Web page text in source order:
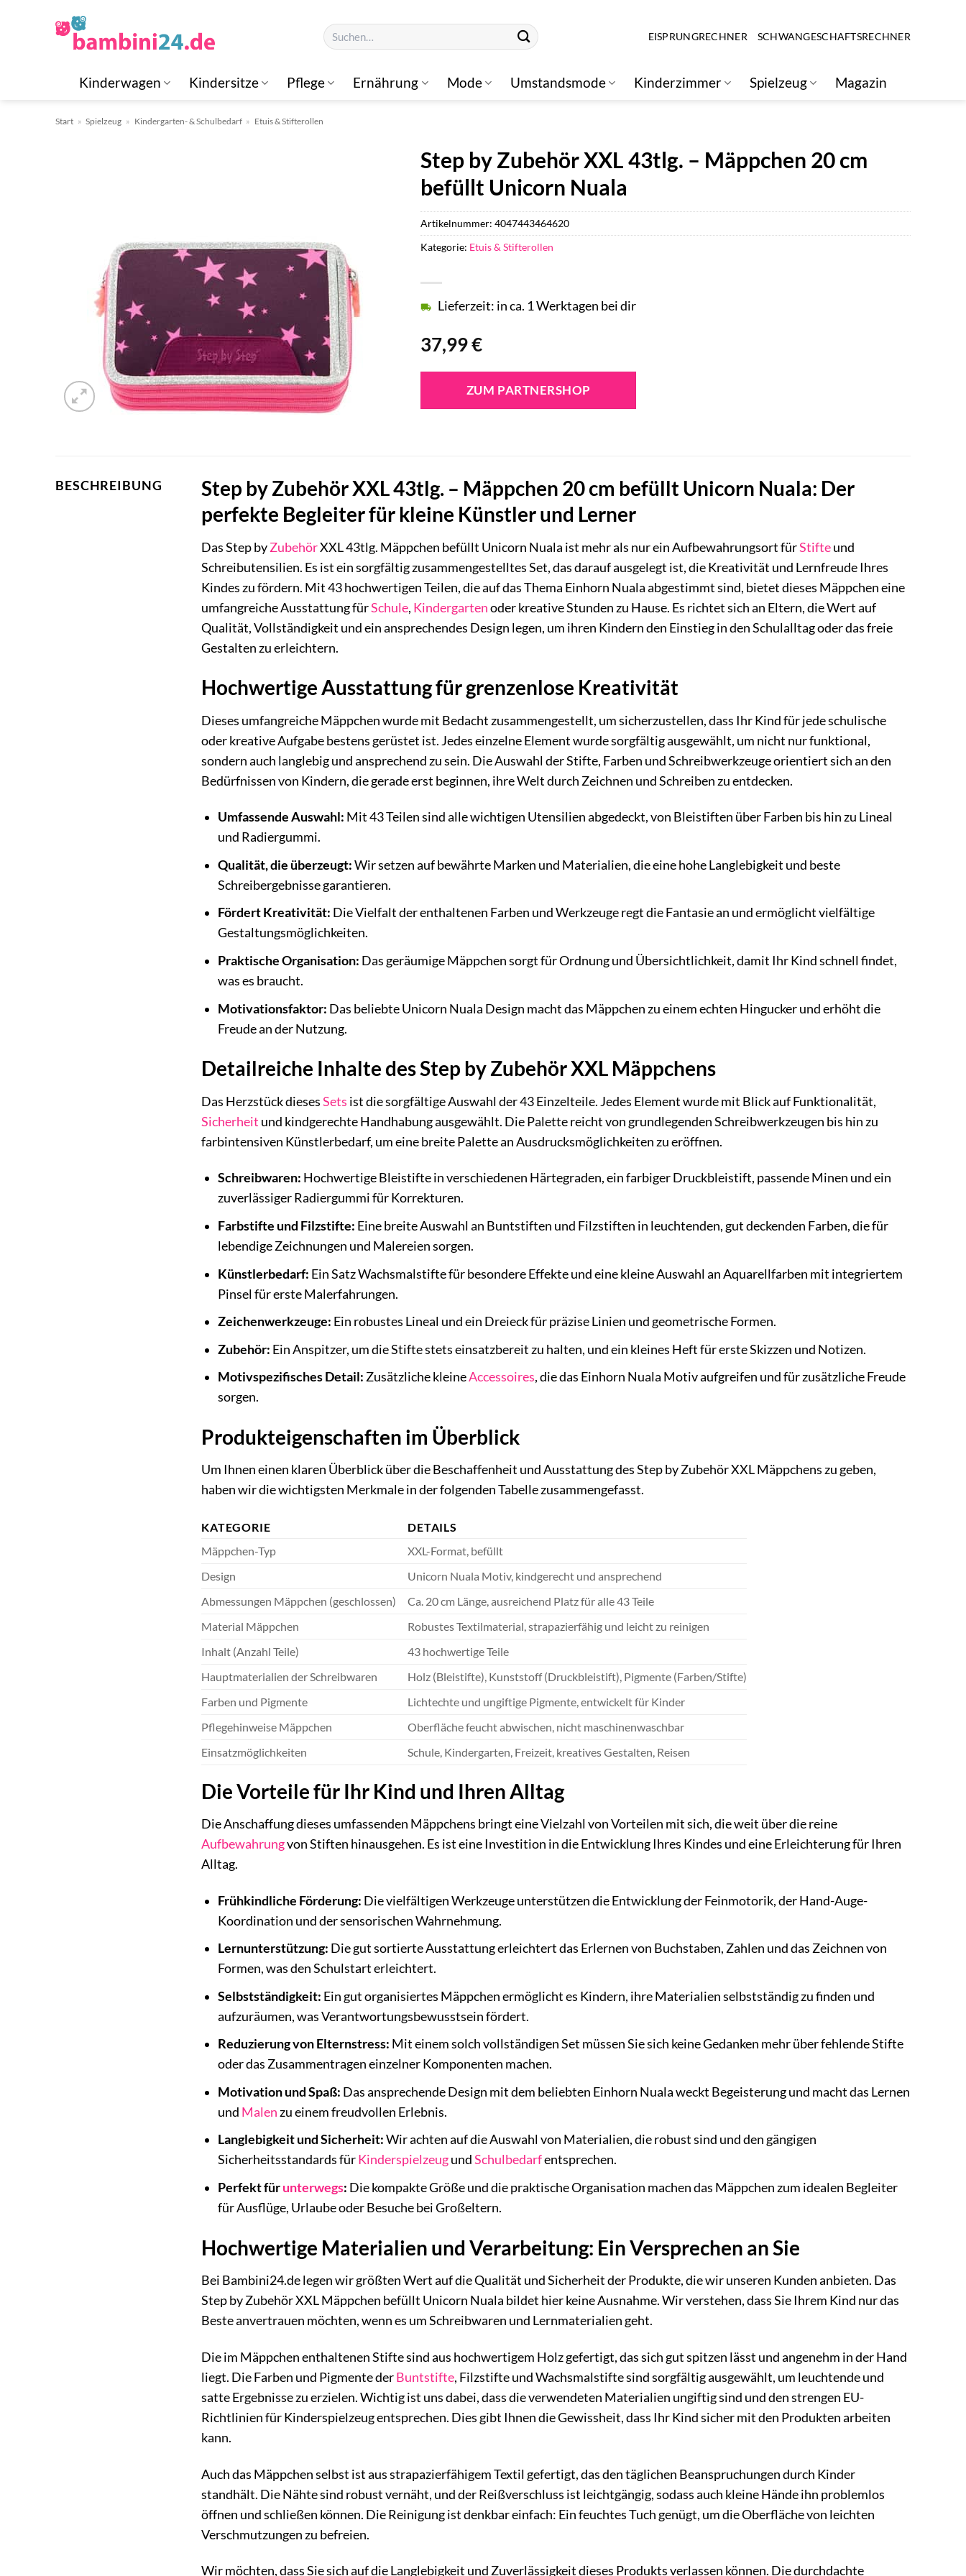
Suchen
nach:
EISPRUNGRECHNER SCHWANGESCHAFTSRECHNER
Kinderwagen Kindersitze Pflege Ernährung Mode Umstandsmode Kinderzimmer Spielzeug Magazin
Start » Spielzeug » Kindergarten- & Schulbedarf » Etuis & Stifterollen
Step by Zubehör XXL 43tlg. – Mäppchen 20 cm
befüllt Unicorn Nuala
37,99€
Lieferzeit: in ca. 1 Werktagen bei dir
ZUM PARTNERSHOP
Artikelnummer:4047443464620
Kategorie: Etuis & Stifterollen
BESCHREIBUNG
Step by Zubehör XXL 43tlg. – Mäppchen 20 cm befüllt Unicorn Nuala: Der
perfekte Begleiter für kleine Künstler und Lerner
Das Step byZubehörXXL 43tlg. Mäppchen befüllt Unicorn Nuala ist mehr als nur ein Aufbewahrungsort fürStifteund
Schreibutensilien. Es ist ein sorgfältig zusammengestelltes Set, das darauf ausgelegt ist, die Kreativität und Lernfreude Ihres
Kindes zu fördern. Mit 43 hochwertigen Teilen, die auf das Thema Einhorn Nuala abgestimmt sind, bietet dieses Mäppchen eine
umfangreiche Ausstattung fürSchule, Kindergartenoder kreative Stunden zu Hause. Es richtet sich an Eltern, die Wert auf
Qualität, Vollständigkeit und ein ansprechendes Design legen, um ihren Kindern den Einstieg in den Schulalltag oder das freie
Gestalten zu erleichtern.
Hochwertige Ausstattung für grenzenlose Kreativität
Dieses umfangreiche Mäppchen wurde mit Bedacht zusammengestellt, um sicherzustellen, dass Ihr Kind für jede schulische
oder kreative Aufgabe bestens gerüstet ist. Jedes einzelne Element wurde sorgfältig ausgewählt, um nicht nur funktional,
sondern auch langlebig und ansprechend zu sein. Die Auswahl der Stifte, Farben und Schreibwerkzeuge orientiert sich an den
Bedürfnissen von Kindern, die gerade erst beginnen, ihre Welt durch Zeichnen und Schreiben zu entdecken.
Umfassende Auswahl: Mit 43 Teilen sind alle wichtigen Utensilien abgedeckt, von Bleistiften über Farben bis hin zu Lineal
und Radiergummi.
Qualität, die überzeugt:Wir setzen auf bewährte Marken und Materialien, die eine hohe Langlebigkeit und beste
Schreibergebnisse garantieren.
Fördert Kreativität: Die Vielfalt der enthaltenen Farben und Werkzeuge regt die Fantasie an und ermöglicht vielfältige
Gestaltungsmöglichkeiten.
Praktische Organisation: Das geräumige Mäppchen sorgt für Ordnung und Übersichtlichkeit, damit Ihr Kind schnell findet,
was es braucht.
Motivationsfaktor: Das beliebte Unicorn Nuala Design macht das Mäppchen zu einem echten Hingucker und erhöht die
Freude an der Nutzung.
Detailreiche Inhalte des Step by Zubehör XXL Mäppchens
Das Herzstück diesesSets ist die sorgfältige Auswahl der 43 Einzelteile. Jedes Element wurde mit Blick auf Funktionalität,
Sicherheit und kindgerechte Handhabung ausgewählt. Die Palette reicht von grundlegenden Schreibwerkzeugen bis hin zu
farbintensiven Künstlerbedarf, um eine breite Palette an Ausdrucksmöglichkeiten zu eröffnen.
Schreibwaren: Hochwertige Bleistifte in verschiedenen Härtegraden, ein farbiger Druckbleistift, passende Minen und ein
zuverlässiger Radiergummi für Korrekturen.
Farbstifte und Filzstifte: Eine breite Auswahl an Buntstiften und Filzstiften in leuchtenden, gut deckenden Farben, die für
lebendige Zeichnungen und Malereien sorgen.
Künstlerbedarf: Ein Satz Wachsmalstifte für besondere Effekte und eine kleine Auswahl an Aquarellfarben mit integriertem
Pinsel für erste Malerfahrungen.
Zeichenwerkzeuge: Ein robustes Lineal und ein Dreieck für präzise Linien und geometrische Formen.
Zubehör: Ein Anspitzer, um die Stifte stets einsatzbereit zu halten, und ein kleines Heft für erste Skizzen und Notizen.
Motivspezifisches Detail: Zusätzliche kleineAccessoires, die das Einhorn Nuala Motiv aufgreifen und für zusätzliche Freude
sorgen.
Produkteigenschaften im Überblick
Um Ihnen einen klaren Überblick über die Beschaffenheit und Ausstattung des Step by Zubehör XXL Mäppchens zu geben,
haben wir die wichtigsten Merkmale in der folgenden Tabelle zusammengefasst.
KATEGORIE
DETAILS
Mäppchen-Typ
XXL-Format, befüllt
Design
Unicorn Nuala Motiv, kindgerecht und ansprechend
Abmessungen Mäppchen (geschlossen)
Ca. 20 cm Länge, ausreichend Platz für alle 43 Teile
Material Mäppchen
Robustes Textilmaterial, strapazierfähig und leicht zu reinigen
Inhalt (Anzahl Teile)
43 hochwertige Teile
Hauptmaterialien der Schreibwaren
Holz (Bleistifte), Kunststoff (Druckbleistift), Pigmente (Farben/Stifte)
Farben und Pigmente
Lichtechte und ungiftige Pigmente, entwickelt für Kinder
Pflegehinweise Mäppchen
Oberfläche feucht abwischen, nicht maschinenwaschbar
Einsatzmöglichkeiten
Schule, Kindergarten, Freizeit, kreatives Gestalten, Reisen
Die Vorteile für Ihr Kind und Ihren Alltag
Die Anschaffung dieses umfassenden Mäppchens bringt eine Vielzahl von Vorteilen mit sich, die weit über die reine
Aufbewahrungvon Stiften hinausgehen. Es ist eine Investition in die Entwicklung Ihres Kindes und eine Erleichterung für Ihren
Alltag.
Frühkindliche Förderung: Die vielfältigen Werkzeuge unterstützen die Entwicklung der Feinmotorik, der Hand-Auge-
Koordination und der sensorischen Wahrnehmung.
Lernunterstützung: Die gut sortierte Ausstattung erleichtert das Erlernen von Buchstaben, Zahlen und das Zeichnen von
Formen, was den Schulstart erleichtert.
Selbstständigkeit: Ein gut organisiertes Mäppchen ermöglicht es Kindern, ihre Materialien selbstständig zu finden und
aufzuräumen, was Verantwortungsbewusstsein fördert.
Reduzierung von Elternstress: Mit einem solch vollständigen Set müssen Sie sich keine Gedanken mehr über fehlende Stifte
oder das Zusammentragen einzelner Komponenten machen.
Motivation und Spaß: Das ansprechende Design mit dem beliebten Einhorn Nuala weckt Begeisterung und macht das Lernen
und Malenzu einem freudvollen Erlebnis.
Langlebigkeit und Sicherheit:Wir achten auf die Auswahl von Materialien, die robust sind und den gängigen
Sicherheitsstandards fürKinderspielzeugundSchulbedarfentsprechen.
Perfekt fürunterwegs: Die kompakte Größe und die praktische Organisation machen das Mäppchen zum idealen Begleiter
für Ausflüge, Urlaube oder Besuche bei Großeltern.
Hochwertige Materialien und Verarbeitung: Ein Versprechen an Sie
Bei Bambini24.de legen wir größten Wert auf die Qualität und Sicherheit der Produkte, die wir unseren Kunden anbieten. Das
Step by Zubehör XXL Mäppchen befüllt Unicorn Nuala bildet hier keine Ausnahme. Wir verstehen, dass Sie Ihrem Kind nur das
Beste anvertrauen möchten, wenn es um Schreibwaren und Lernmaterialien geht.
Die im Mäppchen enthaltenen Stifte sind aus hochwertigem Holz gefertigt, das sich gut spitzen lässt und angenehm in der Hand
liegt. Die Farben und Pigmente derBuntstifte, Filzstifte und Wachsmalstifte sind sorgfältig ausgewählt, um leuchtende und
satte Ergebnisse zu erzielen. Wichtig ist uns dabei, dass die verwendeten Materialien ungiftig sind und den strengen EU-
Richtlinien für Kinderspielzeug entsprechen. Dies gibt Ihnen die Gewissheit, dass Ihr Kind sicher mit den Produkten arbeiten
kann.
Auch das Mäppchen selbst ist aus strapazierfähigem Textil gefertigt, das den täglichen Beanspruchungen durch Kinder
standhält. Die Nähte sind robust vernäht, und der Reißverschluss ist leichtgängig, sodass auch kleine Hände ihn problemlos
öffnen und schließen können. Die Reinigung ist denkbar einfach: Ein feuchtes Tuch genügt, um die Oberfläche von leichten
Verschmutzungen zu befreien.
Wir möchten, dass Sie sich auf die Langlebigkeit und Zuverlässigkeit dieses Produkts verlassen können. Die durchdachte